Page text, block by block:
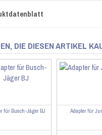
DIE DIESEN ARTIKEL
für Busch-Jäger BJ Adapter für